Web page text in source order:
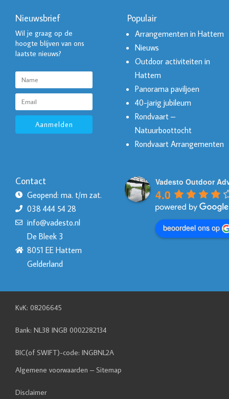
Nieuwsbrief
Wil je graag op de
hoogte blijven van ons
laatste nieuws?
Aanmelden
Populair
Arrangementen in Hattem
Nieuws
Outdoor activiteiten in
Hattem
Panorama paviljoen
40-jarig jubileum
Rondvaart –
Natuurboottocht
Rondvaart Arrangementen
Contact
Geopend: ma. t/m zat.
038 444 54 28
info@vadesto.nl
De Bleek 3
8051 EE Hattem
Gelderland
Vadesto Outdoor
4.0
beoordeel ons op
KvK: 08206645
Bank: NL38 INGB 0002282134
BIC(of SWIFT)-code: INGBNL2A
Algemene voorwaarden – Sitemap
Disclaimer